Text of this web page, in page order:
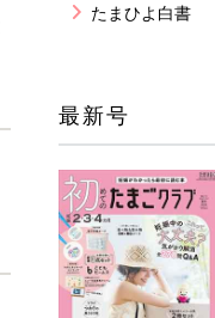
たまひよ白書
最新号